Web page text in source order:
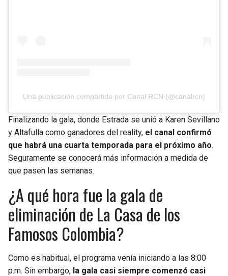
Una publicación compartida por Canal RCN (@canalrcn)
Finalizando la gala, donde Estrada se unió a Karen Sevillano
y Altafulla como ganadores del reality, el canal confirmó
que habrá una cuarta temporada para el próximo año.
Seguramente se conocerá más información a medida de
que pasen las semanas.
¿A qué hora fue la gala de
eliminación de La Casa de los
Famosos Colombia?
Como es habitual, el programa venía iniciando a las 8:00
p.m. Sin embargo, la gala casi siempre comenzó casi